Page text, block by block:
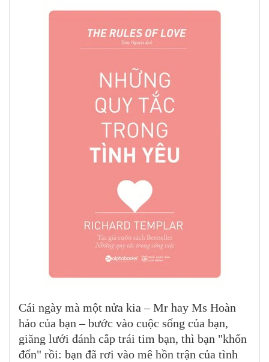
Cái ngày mà một nửa kia – Mr hay Ms Hoàn
hảo của bạn – bước vào cuộc sống của bạn,
giăng lưới đánh cắp trái tim bạn, thì bạn "khốn
đốn" rồi: bạn đã rơi vào mê hồn trận của tình